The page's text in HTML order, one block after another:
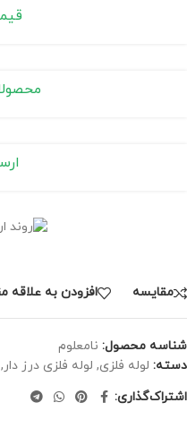
مقايسه افزودن به علاقه
شناسه محصول: نامعلوم
دسته: لوله فلزی, لوله فلزی درز دار ,
اشتراک‌گذاری: